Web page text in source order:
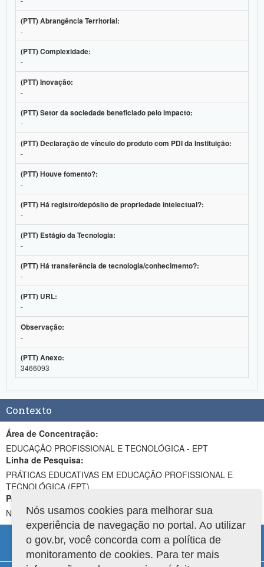
(PTT) Abrangência Territorial:
-
(PTT) Complexidade:
-
(PTT) Inovação:
-
(PTT) Setor da sociedade beneficiado pelo impacto:
-
(PTT) Declaração de vínculo do produto com PDI da Instituição:
-
(PTT) Houve fomento?:
-
(PTT) Há registro/depósito de propriedade intelectual?:
-
(PTT) Estágio da Tecnologia:
-
(PTT) Há transferência de tecnologia/conhecimento?:
-
(PTT) URL:
-
Observação:
-
(PTT) Anexo:
3466093
Contexto
Área de Concentração:
EDUCAÇÃO PROFISSIONAL E TECNOLÓGICA - EPT
Linha de Pesquisa:
PRÁTICAS EDUCATIVAS EM EDUCAÇÃO PROFISSIONAL E
TECNOLÓGICA (EPT)
Projeto de Pesquisa:
NÃO INFORMADO
Nós usamos cookies para melhorar sua
experiência de navegação no portal. Ao utilizar
o gov.br, você concorda com a política de
monitoramento de cookies. Para ter mais